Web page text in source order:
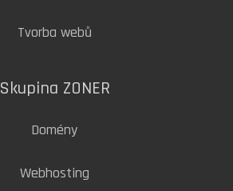
Tvorba webů
Skupina ZONER
Domény
Webhosting